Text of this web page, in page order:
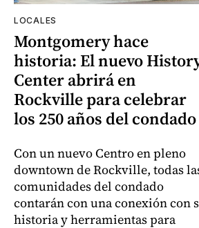
LOCALES
Montgomery hace
historia: El nuevo
Center abrirá en
Rockville para celebrar
los 250 años del condado
Con un nuevo Centro en pleno
downtown de Rockville, todas
comunidades del condado
contarán con una conexión con
historia y herramientas para